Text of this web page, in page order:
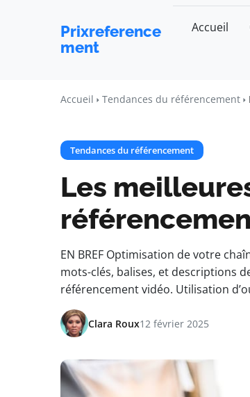
Prixreference
ment
Accueil
Accueil Tendances du référencement
Tendances du référencement
Les
EN BREF Optimisation de votre
mots-clés, balises, et descriptions
référencement vidéo. Utilisation
Clara Roux12 février 2025